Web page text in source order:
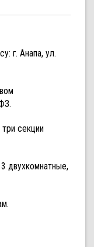
г. Анапа, ул.
секции
двухкомнатные,